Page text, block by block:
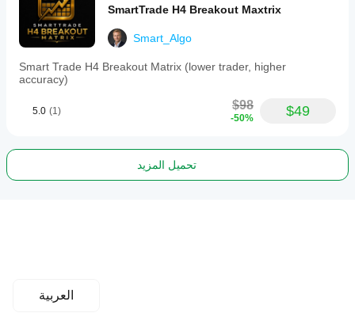
SmartTrade H4 Breakout Maxtrix
Smart_Algo
Smart Trade H4 Breakout Matrix (lower trader, higher
accuracy)
5.0 (1) $98
-50% $49
تحميل المزيد
العربية